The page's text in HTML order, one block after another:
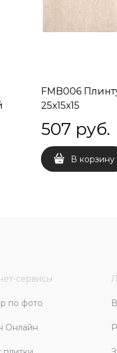
FMB006
25х15х15
507 руб.
В корзину
сервисы
по фото
Онлайн